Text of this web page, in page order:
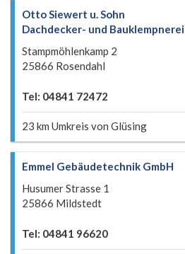
Otto Siewert u. Sohn
Dachdecker- und Bauklempnerei
Stampmöhlenkamp 2
25866 Rosendahl
Tel: 04841 72472
23 km Umkreis von Glüsing
Emmel Gebäudetechnik GmbH
Husumer Strasse 1
25866 Mildstedt
Tel: 04841 96620